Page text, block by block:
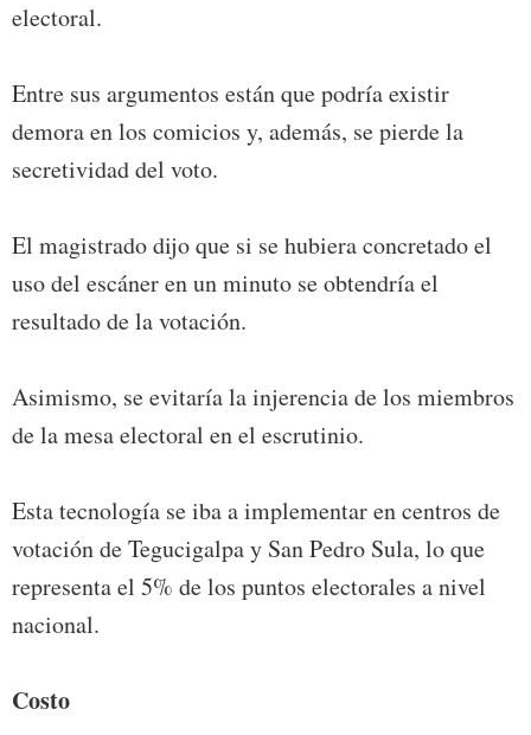
electoral.
Entre sus argumentos están que podría existir
demora en los comicios y, además, se pierde la
secretividad del voto.
El magistrado dijo que si se hubiera concretado el
uso del escáner en un minuto se obtendría el
resultado de la votación.
Asimismo, se evitaría la injerencia de los miembros
de la mesa electoral en el escrutinio.
Esta tecnología se iba a implementar en centros de
votación de Tegucigalpa y San Pedro Sula, lo que
representa el 5% de los puntos electorales a nivel
nacional.
Costo